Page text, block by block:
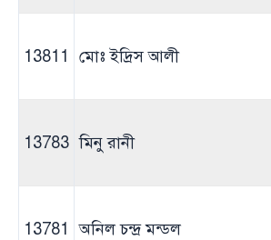
13811 মোঃ ইদ্রিস আলী
13783 মিনু রানী
13781 অনিল চন্দ্র মন্ডল